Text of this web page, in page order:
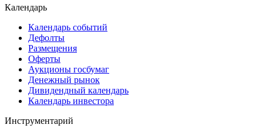
Дивидендный календарь
Календарь
Календарь событий
Дефолты
Размещения
Оферты
Аукционы госбумаг
Денежный рынок